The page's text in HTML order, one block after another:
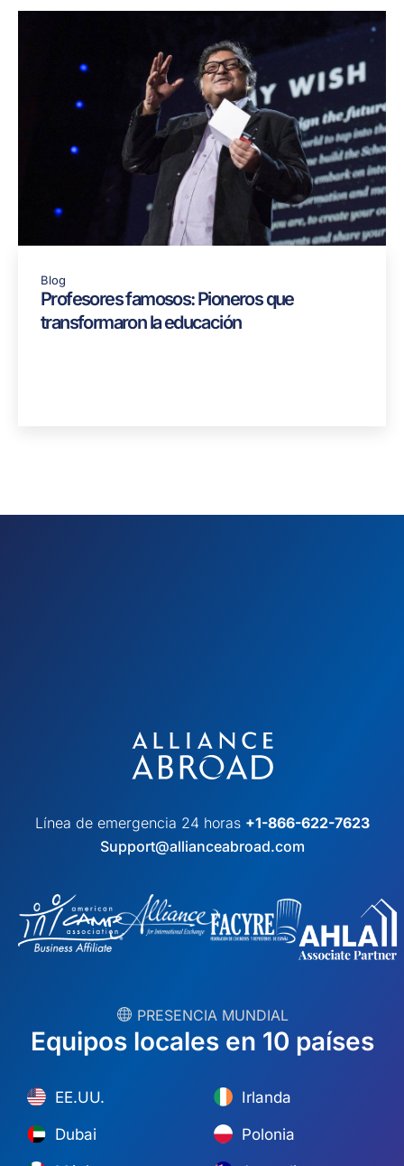
Blog
Profesores famosos: Pioneros que
transformaron la educación
Línea de emergencia 24 horas +1-866-622-7623
Support@allianceabroad.com
︎ PRESENCIA MUNDIAL
Equipos locales en 10 países
EE.UU.
Dubai
Irlanda
Polonia